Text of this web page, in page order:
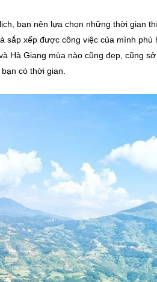
bạn nên lựa chọn những thời gian
sắp xếp được công việc của mình
Hà Giang mùa nào cũng đẹp, cũng
có thời gian.